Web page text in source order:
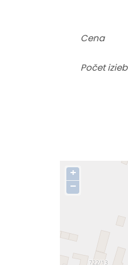
Cena
Počet izieb
+
−